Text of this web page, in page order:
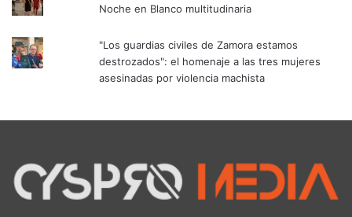
Noche en Blanco multitudinaria
"Los guardias civiles de Zamora estamos
destrozados": el homenaje a las tres mujeres
asesinadas por violencia machista